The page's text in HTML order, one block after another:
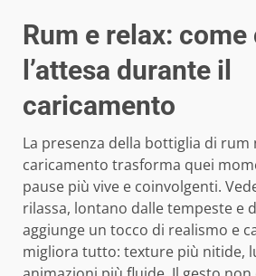
Rum e relax:
l’attesa durante il
caricamento
La presenza della bottiglia di rum
caricamento trasforma quei
pause più vive e coinvolgenti.
rilassa, lontano dalle tempeste e
aggiunge un tocco di realismo e
migliora tutto: texture più nitide,